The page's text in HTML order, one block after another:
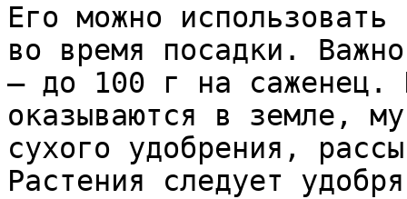
Его можно
во время посадки.
– до 100 г на саженец.
оказываются в земле,
сухого удобрения,
Растения следует